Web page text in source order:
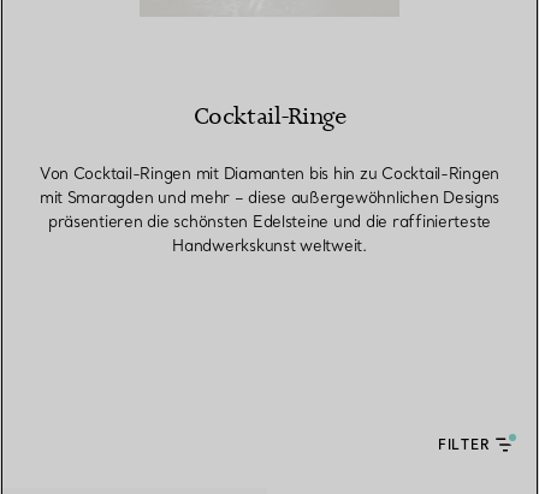
Cocktail-Ringe
Von Cocktail-Ringen mit Diamanten bis hin zu Cocktail-Ringen
mit Smaragden und mehr – diese außergewöhnlichen Designs
präsentieren die schönsten Edelsteine und die raffinierteste
Handwerkskunst weltweit.
FILTER